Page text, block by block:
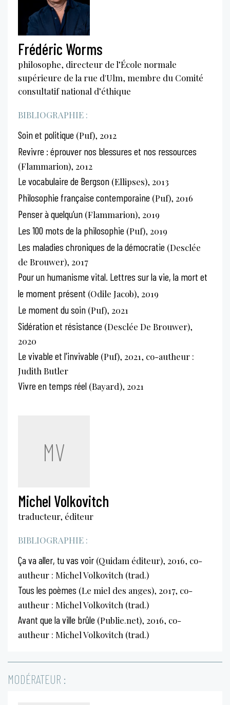
Frédéric Worms
philosophe, directeur de l’École normale
supérieure de la rue d'Ulm, membre du Comité
consultatif national d’éthique
BIBLIOGRAPHIE :
Soin et politique (Puf), 2012
Revivre : éprouver nos blessures et nos ressources
(Flammarion), 2012
Le vocabulaire de Bergson (Ellipses), 2013
Philosophie française contemporaine (Puf), 2016
Penser à quelqu’un (Flammarion), 2019
Les 100 mots de la philosophie (Puf), 2019
Les maladies chroniques de la démocratie (Desclée
de Brouwer), 2017
Pour un humanisme vital. Lettres sur la vie, la mort et
le moment présent (Odile Jacob), 2019
Le moment du soin (Puf), 2021
Sidération et résistance (Desclée De Brouwer),
2020
Le vivable et l'invivable (Puf), 2021, co-autheur :
Judith Butler
Vivre en temps réel (Bayard), 2021
MV
Michel Volkovitch
traducteur, éditeur
BIBLIOGRAPHIE :
Ça va aller, tu vas voir (Quidam éditeur), 2016, co-
autheur : Michel Volkovitch (trad.)
Tous les poèmes (Le miel des anges), 2017, co-
autheur : Michel Volkovitch (trad.)
Avant que la ville brûle (Publie.net), 2016, co-
autheur : Michel Volkovitch (trad.)
MODÉRATEUR :